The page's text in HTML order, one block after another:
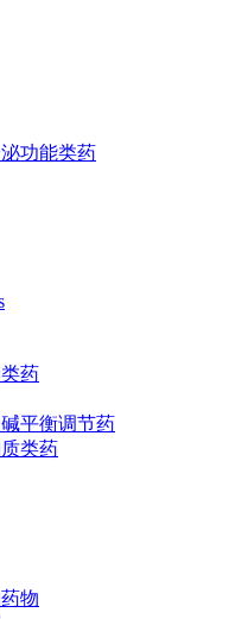
功能类药
药
平衡调节药
类药
物